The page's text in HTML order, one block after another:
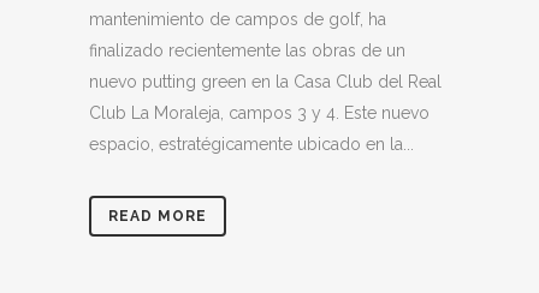
mantenimiento de campos de golf, ha
finalizado recientemente las obras de un
nuevo putting green en la Casa Club del Real
Club La Moraleja, campos 3 y 4. Este nuevo
espacio, estratégicamente ubicado en la...
READ MORE